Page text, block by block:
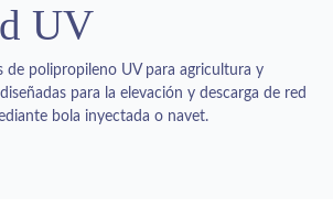
UV
de polipropileno UV para agricultura y
para la elevación y descarga de red
bola inyectada o navet.